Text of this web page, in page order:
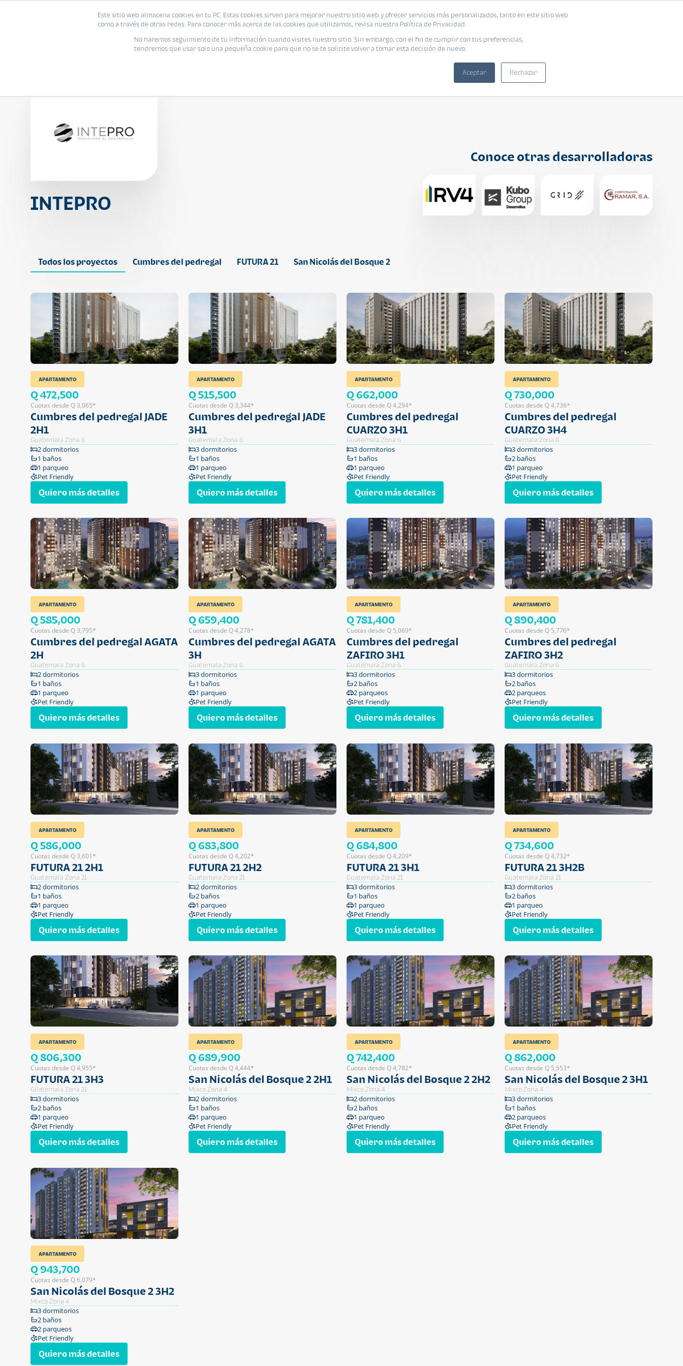
Este sitio web almacena cookies en tu PC. Estas cookies sirven para mejorar nuestro sitio web y ofrecer servicios más personalizados, tanto en este sitio web
como a través de otras redes. Para conocer más acerca de las cookies que utilizamos, revisa nuestra Política de Privacidad.
No haremos seguimiento de tu información cuando visites nuestro sitio. Sin embargo, con el fin de cumplir con tus preferencias,
tendremos que usar solo una pequeña cookie para que no se te solicite volver a tomar esta decisión de nuevo.
Aceptar Rechazar
INTEPRO
Conoce otras desarrolladoras
Todos los proyectos Cumbres del pedregal FUTURA 21 San Nicolás del Bosque 2
APARTAMENTO
Q 472,500
Cuotas desde Q 3,065*
Cumbres del pedregal JADE
2H1
Guatemala Zona 6
2 dormitorios
1 baños
1 parqueo
Pet Friendly
Quiero más detalles
APARTAMENTO
Q 515,500
Cuotas desde Q 3,344*
Cumbres del pedregal JADE
3H1
Guatemala Zona 6
3 dormitorios
1 baños
1 parqueo
Pet Friendly
Quiero más detalles
APARTAMENTO
Q 662,000
Cuotas desde Q 4,294*
Cumbres del pedregal
CUARZO 3H1
Guatemala Zona 6
3 dormitorios
1 baños
1 parqueo
Pet Friendly
Quiero más detalles
APARTAMENTO
Q 730,000
Cuotas desde Q 4,736*
Cumbres del pedregal
CUARZO 3H4
Guatemala Zona 6
3 dormitorios
2 baños
1 parqueo
Pet Friendly
Quiero más detalles
APARTAMENTO
Q 585,000
Cuotas desde Q 3,795*
Cumbres del pedregal AGATA
2H
Guatemala Zona 6
2 dormitorios
1 baños
1 parqueo
Pet Friendly
Quiero más detalles
APARTAMENTO
Q 659,400
Cuotas desde Q 4,278*
Cumbres del pedregal AGATA
3H
Guatemala Zona 6
3 dormitorios
1 baños
1 parqueo
Pet Friendly
Quiero más detalles
APARTAMENTO
Q 781,400
Cuotas desde Q 5,069*
Cumbres del pedregal
ZAFIRO 3H1
Guatemala Zona 6
3 dormitorios
2 baños
2 parqueos
Pet Friendly
Quiero más detalles
APARTAMENTO
Q 890,400
Cuotas desde Q 5,776*
Cumbres del pedregal
ZAFIRO 3H2
Guatemala Zona 6
3 dormitorios
2 baños
2 parqueos
Pet Friendly
Quiero más detalles
APARTAMENTO
Q 586,000
Cuotas desde Q 3,601*
FUTURA 21 2H1
Guatemala Zona 21
2 dormitorios
1 baños
1 parqueo
Pet Friendly
Quiero más detalles
APARTAMENTO
Q 683,800
Cuotas desde Q 4,202*
FUTURA 21 2H2
Guatemala Zona 21
2 dormitorios
2 baños
1 parqueo
Pet Friendly
Quiero más detalles
APARTAMENTO
Q 684,800
Cuotas desde Q 4,209*
FUTURA 21 3H1
Guatemala Zona 21
3 dormitorios
1 baños
1 parqueo
Pet Friendly
Quiero más detalles
APARTAMENTO
Q 734,600
Cuotas desde Q 4,732*
FUTURA 21 3H2B
Guatemala Zona 21
3 dormitorios
2 baños
1 parqueo
Pet Friendly
Quiero más detalles
APARTAMENTO
Q 806,300
Cuotas desde Q 4,955*
FUTURA 21 3H3
Guatemala Zona 21
3 dormitorios
2 baños
1 parqueo
Pet Friendly
Quiero más detalles
APARTAMENTO
Q 689,900
Cuotas desde Q 4,444*
San Nicolás del Bosque 2 2H1
Mixco Zona 4
2 dormitorios
1 baños
1 parqueo
Pet Friendly
Quiero más detalles
APARTAMENTO
Q 742,400
Cuotas desde Q 4,782*
San Nicolás del Bosque 2 2H2
Mixco Zona 4
2 dormitorios
2 baños
1 parqueo
Pet Friendly
Quiero más detalles
APARTAMENTO
Q 862,000
Cuotas desde Q 5,553*
San Nicolás del Bosque 2 3H1
Mixco Zona 4
3 dormitorios
1 baños
2 parqueos
Pet Friendly
Quiero más detalles
APARTAMENTO
Q 943,700
Cuotas desde Q 6,079*
San Nicolás del Bosque 2 3H2
Mixco Zona 4
3 dormitorios
2 baños
2 parqueos
Pet Friendly
Quiero más detalles
Viviendas Eventos Promociones Blog Encuentra tu vivienda ideal